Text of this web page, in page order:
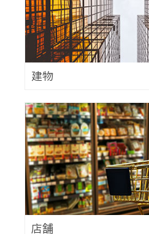
建物
店舗